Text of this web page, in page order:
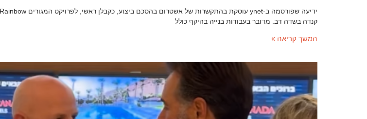
קנדה בשדה דב. מדובר בעבודות בנייה בהיקף כולל
המשך קריאה »